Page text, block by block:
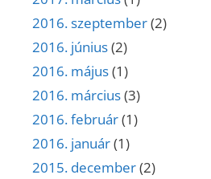
2016. szeptember(2)
2016. június(2)
2016. május(1)
2016. március(3)
2016. február(1)
2016. január(1)
2015. december(2)